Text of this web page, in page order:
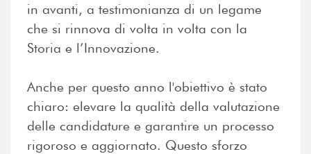
in avanti, a testimonianza di un legame
che si rinnova di volta in volta con la
Storia e l’Innovazione.
Anche per questo anno l'obiettivo è stato
chiaro: elevare la qualità della valutazione
delle candidature e garantire un processo
rigoroso e aggiornato. Questo sforzo